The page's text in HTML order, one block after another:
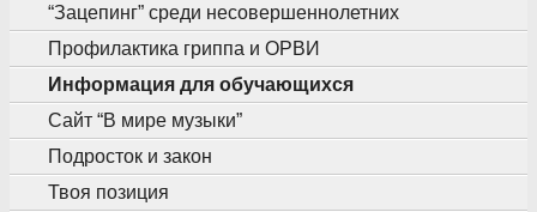
“Зацепинг” среди несовершеннолетних
Профилактика гриппа и ОРВИ
Информация для обучающихся
Сайт “В мире музыки”
Подросток и закон
Твоя позиция